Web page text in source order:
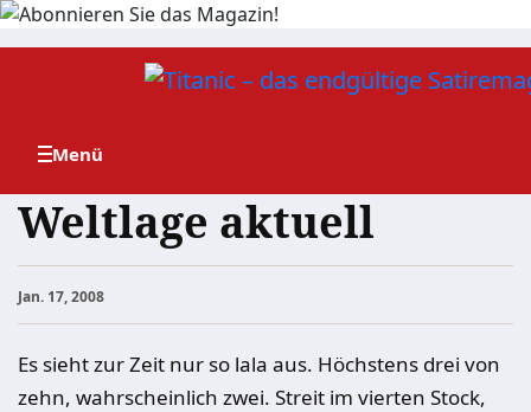
Zum
Weltlage aktuell
Jan. 17, 2008
Es sieht zur Zeit nur so lala aus. Höchstens drei von
zehn, wahrscheinlich zwei. Streit im vierten Stock,